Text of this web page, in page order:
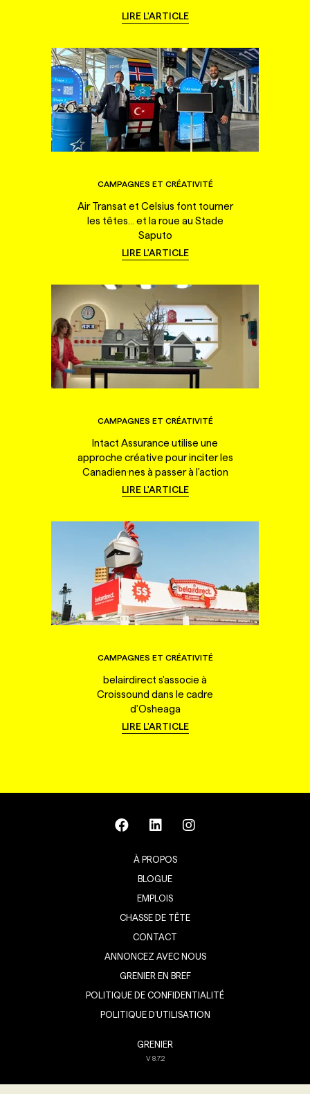
LIRE L'ARTICLE
CAMPAGNES ET CRÉATIVITÉ
Air Transat et Celsius font tourner
les têtes... et la roue au Stade
Saputo
LIRE L'ARTICLE
CAMPAGNES ET CRÉATIVITÉ
Intact Assurance utilise une
approche créative pour inciter les
Canadien·nes à passer à l'action
LIRE L'ARTICLE
CAMPAGNES ET CRÉATIVITÉ
belairdirect s'associe à
Croissound dans le cadre
d'Osheaga
LIRE L'ARTICLE
À PROPOS
BLOGUE
EMPLOIS
CHASSE DE TÊTE
CONTACT
ANNONCEZ AVEC NOUS
GRENIER EN BREF
POLITIQUE DE CONFIDENTIALITÉ
POLITIQUE D’UTILISATION
GRENIER
V8.7.2